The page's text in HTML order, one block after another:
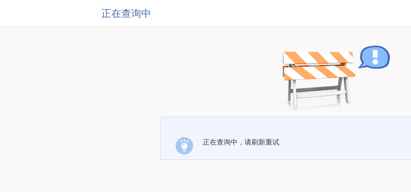
正在查询中
正在查询中，请刷新重试